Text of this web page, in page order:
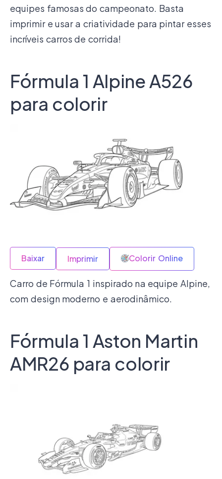
equipes famosas do campeonato. Basta
imprimir e usar a criatividade para pintar esses
incríveis carros de corrida!
Fórmula 1 Alpine A526
para colorir
Baixar Imprimir Colorir Online
Carro de Fórmula 1 inspirado na equipe Alpine,
com design moderno e aerodinâmico.
Fórmula 1 Aston Martin
AMR26 para colorir